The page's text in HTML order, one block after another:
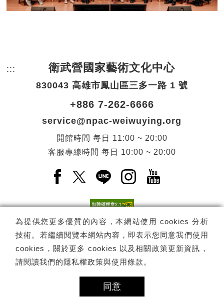
為提供您更多優質的內容，本網站使用 cookies 分析
技術。若繼續閱覽本網站內容，即表示您同意我們使用
cookies，關於更多 cookies 以及相關政策更新資訊，
請閱讀我們的隱私權政策與使用條款 。
同意
::: 頁尾網站資訊。
衛武營國家藝術文化中心
830043 高雄市鳳山區三多一路 1 號
+886 7-262-6666
service@npac-weiwuying.org
開館時間 每日
11:00 ~ 20:00
客服專線時間 每日 10:00 ~ 20:00
Facebook(另開新視窗)
X(另開新視窗)
LINE(另開新視窗)
Instagram(另開新視
YouTube(另開
電子報訂閱 訂閱
Copyright © 國家表演藝術中心 -衛武營國家藝術文化中心
隱私權政策 網站導覽